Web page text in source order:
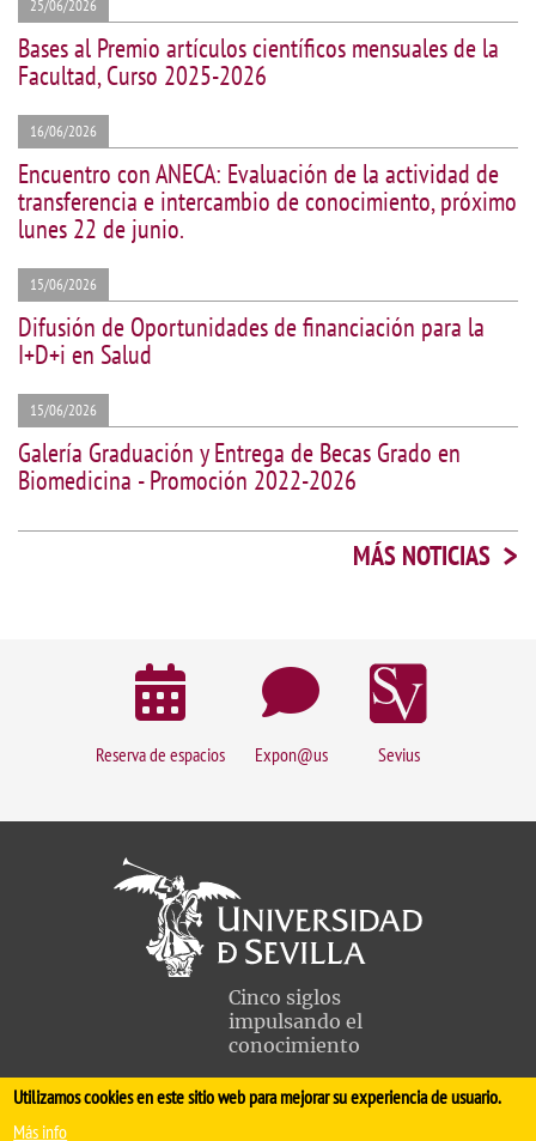
25/06/2026
Bases al Premio artículos científicos mensuales de la
Facultad, Curso 2025-2026
16/06/2026
Encuentro con ANECA: Evaluación de la actividad de
transferencia e intercambio de conocimiento, próximo
lunes 22 de junio.
15/06/2026
Difusión de Oportunidades de financiación para la
I+D+i en Salud
15/06/2026
Galería Graduación y Entrega de Becas Grado en
Biomedicina - Promoción 2022-2026
MÁS NOTICIAS >
Reserva de espacios Expon@us Sevius
Cinco siglos
impulsando el
conocimiento
FACULTAD DE MEDICINA
Utilizamos cookies en este sitio web para mejorar su experiencia de usuario.
Más info